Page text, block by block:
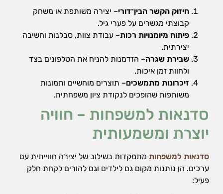
חיזוק הקשר הבין־דורי– יצירה משותפת או משחק
קבוצתי מגשרים על פערי גיל.
פיתוח מיומנויות רכות– עבודת צוות, סבלנות וחשיבה
יצירתית.
שבירת שגרה– הזדמנות להניח את הטלפונים בצד
ולחוות זמן איכות.
זיכרונות מתמשכים– תוצרים מוחשיים ותמונות
משותפות שהופכים לנקודת ציון משפחתית.
סדנאות למשפחות – חוויה
יוצרת ומשמעותית
סדנאות למשפחות מתמקדות בשילוב של יצירה חווייתית עם
ערכים. הן נותנות מקום גם לילדים וגם להורים לקחת חלק
פעיל:
לראות תוכן
והצעות
מותאמים
אישית.